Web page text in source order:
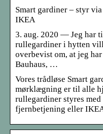
Smart gardiner – styr
IKEA
3. aug. 2020 — Jeg har
rullegardiner i hytten
overbevist om, at jeg
Bauhaus, …
Vores trådløse Smart
mørklægning er til alle
rullegardiner styres med
fjernbetjening eller